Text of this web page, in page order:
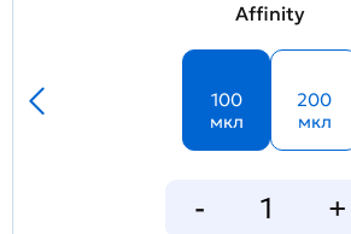
Affinity
100
мкл
200
мкл